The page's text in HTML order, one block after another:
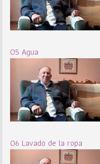
05 Agua
06 Lavado de la ropa